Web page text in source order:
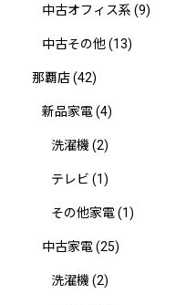
中古オフィス系 (9)
中古その他(13)
那覇店(42)
新品家電(4)
洗濯機 (2)
テレビ (1)
その他家電(1)
中古家電(25)
洗濯機 (2)